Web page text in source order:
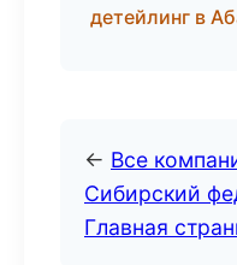
детейлинг в
← Все
Сибирский
Главная